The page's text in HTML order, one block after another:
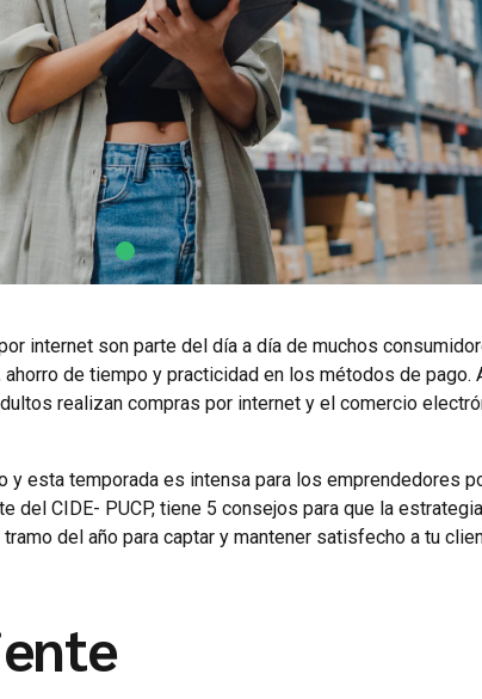
internet son parte del día a día de muchos
de tiempo y practicidad en los métodos de pago.
realizan compras por internet y el comercio
esta temporada es intensa para los emprendedores
del CIDE- PUCP, tiene 5 consejos para que la
del año para captar y mantener satisfecho a tu